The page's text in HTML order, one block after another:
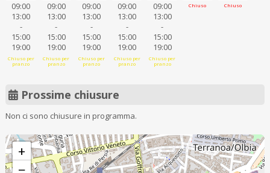
09:00
13:00
-
15:00
19:00
Chiuso per
pranzo
09:00
13:00
-
15:00
19:00
Chiuso per
pranzo
09:00
13:00
-
15:00
19:00
Chiuso per
pranzo
09:00
13:00
-
15:00
19:00
Chiuso per
pranzo
09:00
13:00
-
15:00
19:00
Chiuso per
pranzo
Chiuso Chiuso
Prossime chiusure
Non ci sono chiusure in programma.
+
−